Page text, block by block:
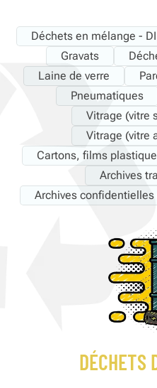
Déchets en mélange -
Gravats
Laine de verre
Pneumatiques
Vitrage (vitre
Vitrage (vitre
Cartons, films
Archives
Archives
DÉCHETS